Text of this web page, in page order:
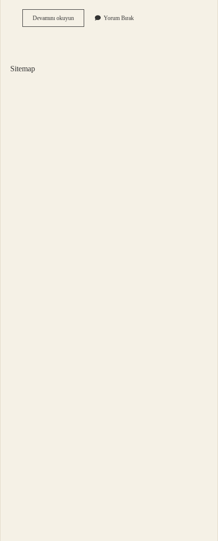
Devamını okuyunIş
Yerinde
Yorum Bırak
Sitemap